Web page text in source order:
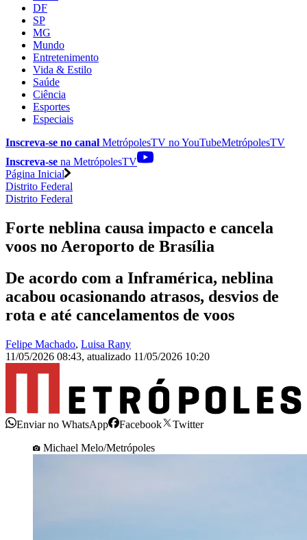
DF
SP
MG
Mundo
Entretenimento
Vida & Estilo
Saúde
Ciência
Esportes
Especiais
Inscreva-se no canal MetrópolesTV noYouTubeMetrópolesTV
Inscreva-se na MetrópolesTV
Página Inicial
Distrito Federal
Distrito Federal
Forte neblina causa impacto e cancela
voos no Aeroporto de Brasília
De acordo com a Inframérica, neblina
acabou ocasionando atrasos, desvios de
rota e até cancelamentos de voos
Felipe Machado, Luisa Rany
11/05/2026 08:43, atualizado 11/05/2026 10:20
Enviar no WhatsApp Facebook
Twitter
Michael Melo/Metrópoles